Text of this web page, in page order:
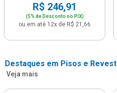
R$ 246,91
(5% de Desconto no PIX)
ou em até 12x de R$ 21,66
Destaques em Pisos e
Veja mais